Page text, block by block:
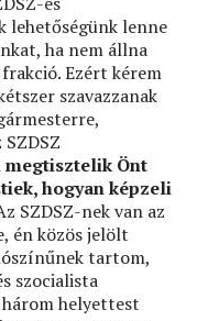
lehetőségünk lenne
ha nem állna
Ezért kérem
szavazzanak
megtisztelik Önt
hogyan képzeli
SZDSZ-nek van az
én közös jelölt
tartom,
szocialista
helyettest